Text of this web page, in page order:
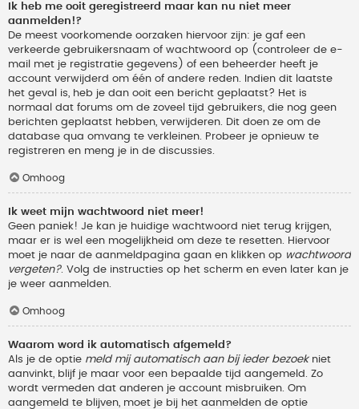
Ik heb me ooit geregistreerd maar kan nu niet meer
aanmelden!?
De meest voorkomende oorzaken hiervoor zijn: je gaf een
verkeerde gebruikersnaam of wachtwoord op (controleer de e-
mail met je registratie gegevens) of een beheerder heeft je
account verwijderd om één of andere reden. Indien dit laatste
het geval is, heb je dan ooit een bericht geplaatst? Het is
normaal dat forums om de zoveel tijd gebruikers, die nog geen
berichten geplaatst hebben, verwijderen. Dit doen ze om de
database qua omvang te verkleinen. Probeer je opnieuw te
registreren en meng je in de discussies.
Omhoog
Ik weet mijn wachtwoord niet meer!
Geen paniek! Je kan je huidige wachtwoord niet terug krijgen,
maar er is wel een mogelijkheid om deze te resetten. Hiervoor
moet je naar de aanmeldpagina gaan en klikken op wachtwoord
vergeten?. Volg de instructies op het scherm en even later kan je
je weer aanmelden.
Omhoog
Waarom word ik automatisch afgemeld?
Als je de optie meld mij automatisch aan bij ieder bezoekniet
aanvinkt, blijf je maar voor een bepaalde tijd aangemeld. Zo
wordt vermeden dat anderen je account misbruiken. Om
aangemeld te blijven, moet je bij het aanmelden de optie